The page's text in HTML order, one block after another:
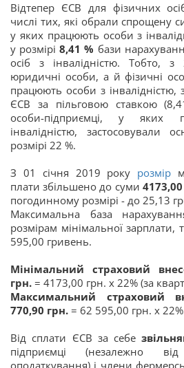
Відтепер ЄСВ для фізичних
числі тих, які обрали спрощену
у яких працюють особи з
у розмірі8,41 % бази
осіб з інвалідністю. Тобто,
юридичні особи, а й фізичні
працюють особи з інвалідністю,
ЄСВ за пільговою ставкою
особи-підприємці, у
інвалідністю, застосовували
розмірі 22 %.
З 01 січня 2019 року розмір
плати збільшено до суми 4173,00
погодинному розмірі - до 25,13
Максимальна база
розмірам мінімальної зарплати,
595,00 гривень.
Мінімальний страховий
грн. = 4173,00 грн. х 22% (за
Максимальний страховий
770,90 грн. = 62 595,00 грн. х
Від сплати ЄСВ за себе
підприємці (незалежно